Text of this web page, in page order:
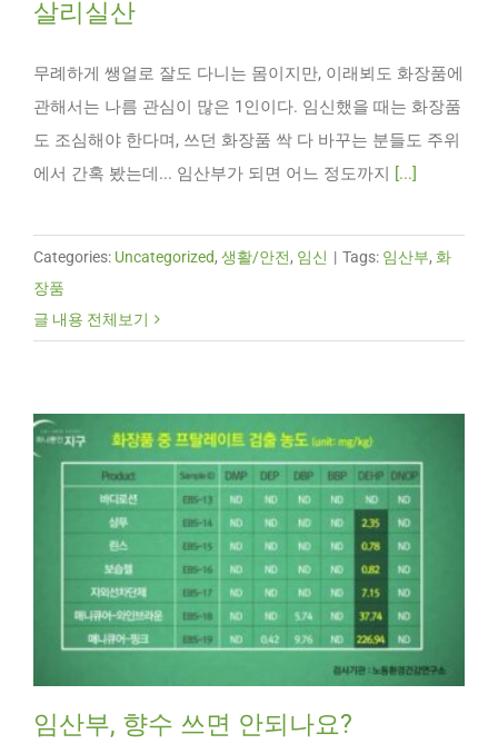
살리실산
무례하게 쌩얼로 잘도 다니는 몸이지만, 이래뵈도 화장품에
관해서는 나름 관심이 많은 1인이다. 임신했을 때는 화장품
도 조심해야 한다며, 쓰던 화장품 싹 다 바꾸는 분들도 주위
에서 간혹 봤는데... 임산부가 되면 어느 정도까지 [...]
Categories: Uncategorized, 생활/안전, 임신 | Tags: 임산부, 화
장품
글 내용 전체보기
임산부, 향수 쓰면 안되나요?